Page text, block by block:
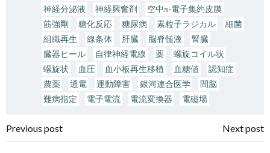
神経分泌液
神経興奮剤
空中π-電子集約皮膜
筋強剛
糖化反応 糖尿病 素粒子ラジカル
細菌
組織再生
線条体 肝臓 脳脊髄液
腎臓
臓器ヒール
自律神経電線 薬
螺旋コイル状
螺旋状
血圧 血小板再生移植 血糖値
認知症
農薬
通電 運動障害 銀河連合医学
間脳
難病指定
電子電流 電流変換器 電磁場
投
Previous post Next post